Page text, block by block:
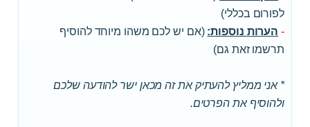
לפורום בכללי)
- הערות נוספות: (אם יש לכם משהו מיוחד להוסיף
תרשמו זאת גם)
* אני ממליץ להעתיק את זה מכאן ישר להודעה שלכם
ולהוסיף את הפרטים.